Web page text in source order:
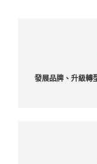
發展品牌、升級轉